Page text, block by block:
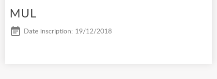
MUL
Date inscription: 19/12/2018